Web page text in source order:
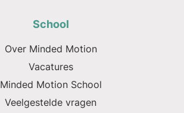
School
Over Minded Motion
Vacatures
Minded Motion School
Veelgestelde vragen